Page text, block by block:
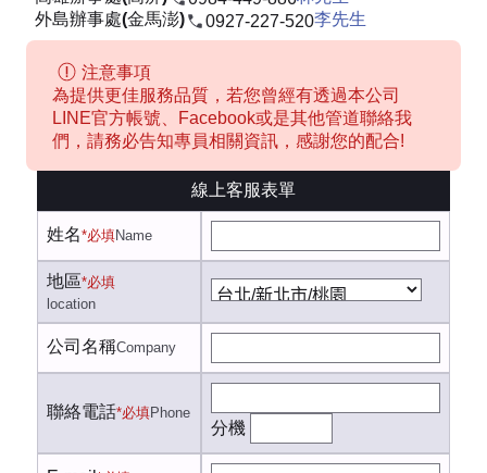
外島辦事處(金馬澎)
0927-227-520李先生
注意事項
為提供更佳服務品質，若您曾經有透過本公司
LINE官方帳號、Facebook或是其他管道聯絡我
們，請務必告知專員相關資訊，感謝您的配合!
線上客服表單
姓名*必填Name
地區*必填
location
公司名稱Company
聯絡電話*必填Phone
分機